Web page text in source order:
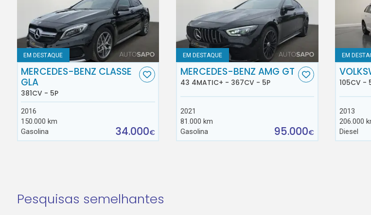
EM DESTAQUE
MERCEDES-BENZ CLASSE
GLA
381CV - 5P
2016
150.000 km
Gasolina
34.000€
EM DESTAQUE
MERCEDES-BENZ AMG GT
43 4MATIC+ - 367CV - 5P
2021
81.000 km
Gasolina
95.000€
EM
105CV -
2013
206.000
Diesel
Pesquisas semelhantes